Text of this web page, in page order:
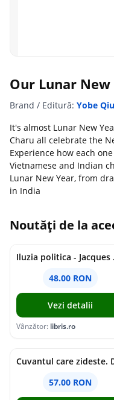
Our Lunar New
Brand / Editură: Yobe Qiu
It's almost Lunar New
Charu all celebrate the
Experience how each
Vietnamese and Indian
Lunar New Year, from
in India
Noutăți de la
48.00 RON
Vezi detalii
Vânzător: libris.ro
57.00 RON